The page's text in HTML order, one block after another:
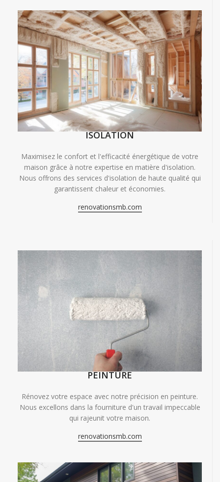
ISOLATION
Maximisez le confort et l'efficacité énergétique de votre
maison grâce à notre expertise en matière d'isolation.
Nous offrons des services d'isolation de haute qualité qui
garantissent chaleur et économies.
renovationsmb.com
PEINTURE
Rénovez votre espace avec notre précision en peinture.
Nous excellons dans la fourniture d'un travail impeccable
qui rajeunit votre maison.
renovationsmb.com